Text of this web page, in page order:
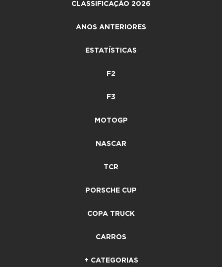
CLASSIFICAÇÃO 2026
ANOS ANTERIORES
ESTATÍSTICAS
F2
F3
MOTOGP
NASCAR
TCR
PORSCHE CUP
COPA TRUCK
CARROS
+ CATEGORIAS